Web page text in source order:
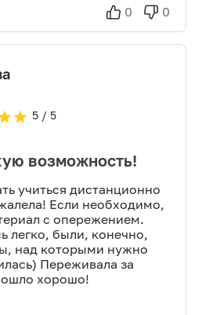
0 0
5/ 5
возможность!
учиться дистанционно
Если необходимо,
с опережением.
легко, были, конечно,
над которыми нужно
Переживала за
хорошо!